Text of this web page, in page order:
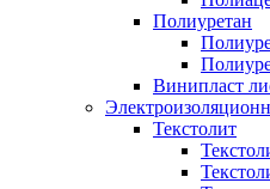
Полиуретан
Винипласт
Текстолит